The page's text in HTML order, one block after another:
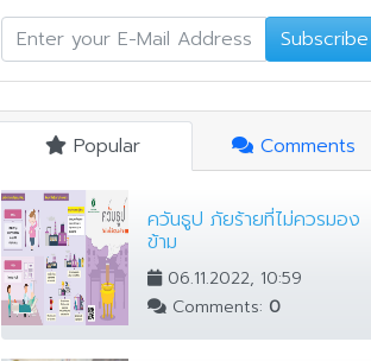
Subscribe
Popular Comments
ควันธูป ภัยร้ายที่ไม่ควรมอง
ข้าม
06.11.2022, 10:59
Comments: 0